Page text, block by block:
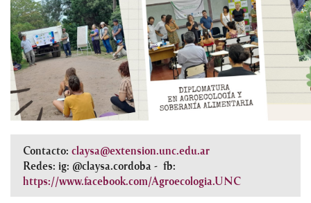
Contacto: claysa@extension.unc.edu.ar
Redes: ig: @claysa.cordoba - fb:
https://www.facebook.com/Agroecologia.UNC